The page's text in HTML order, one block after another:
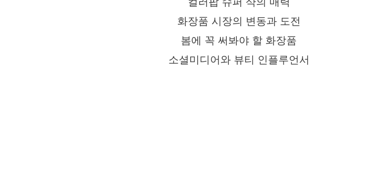
화장품 시장의 변동과 도전
봄에 꼭 써봐야 할 화장품
소셜미디어와 뷰티 인플루언서